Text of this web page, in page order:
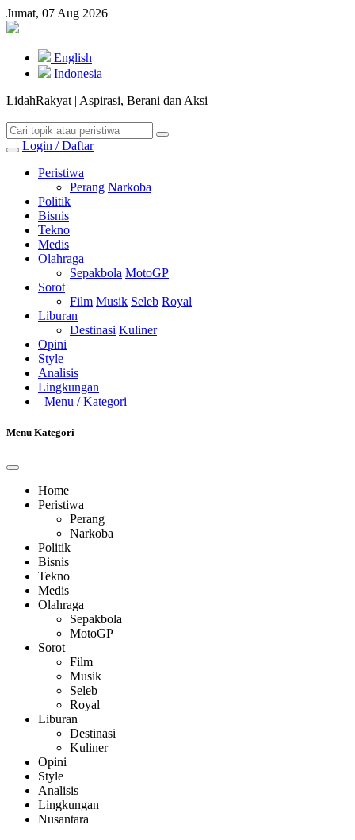
Jumat, 07 Aug 2026
English
Indonesia
LidahRakyat | Aspirasi, Berani dan Aksi
Login / Daftar
Peristiwa
Perang Narkoba
Politik
Bisnis
Tekno
Medis
Olahraga
Sepakbola MotoGP
Sorot
Film Musik Seleb Royal
Liburan
Destinasi Kuliner
Opini
Style
Analisis
Lingkungan
Menu / Kategori
Menu Kategori
Home
Peristiwa
Perang
Narkoba
Politik
Bisnis
Tekno
Medis
Olahraga
Sepakbola
MotoGP
Sorot
Film
Musik
Seleb
Royal
Liburan
Destinasi
Kuliner
Opini
Style
Analisis
Lingkungan
Nusantara